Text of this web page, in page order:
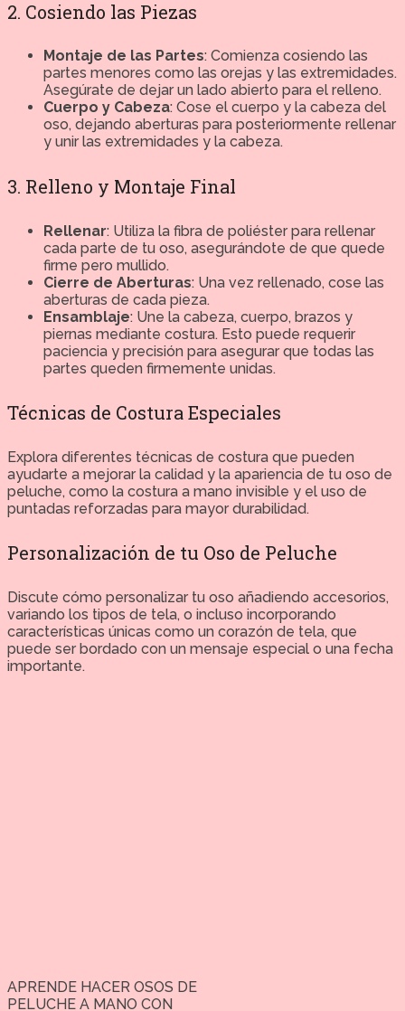
2. Cosiendo las Piezas
Montaje de las Partes: Comienza cosiendo las
partes menores como las orejas y las extremidades.
Asegúrate de dejar un lado abierto para el relleno.
Cuerpo y Cabeza: Cose el cuerpo y la cabeza del
oso, dejando aberturas para posteriormente rellenar
y unir las extremidades y la cabeza.
3. Relleno y Montaje Final
Rellenar: Utiliza la fibra de poliéster para rellenar
cada parte de tu oso, asegurándote de que quede
firme pero mullido.
Cierre de Aberturas: Una vez rellenado, cose las
aberturas de cada pieza.
Ensamblaje: Une la cabeza, cuerpo, brazos y
piernas mediante costura. Esto puede requerir
paciencia y precisión para asegurar que todas las
partes queden firmemente unidas.
Técnicas de Costura Especiales
Explora diferentes técnicas de costura que pueden
ayudarte a mejorar la calidad y la apariencia de tu oso de
peluche, como la costura a mano invisible y el uso de
puntadas reforzadas para mayor durabilidad.
Personalización de tu Oso de Peluche
Discute cómo personalizar tu oso añadiendo accesorios,
variando los tipos de tela, o incluso incorporando
características únicas como un corazón de tela, que
puede ser bordado con un mensaje especial o una fecha
importante.
APRENDE HACER OSOS DE
PELUCHE A MANO CON